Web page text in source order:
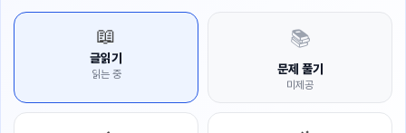
📖
글읽기
읽는 중
📚
문제 풀기
미제공